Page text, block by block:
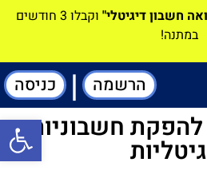
חשבון דיגיטלי"
וקבלו 3 חודשים
במתנה!
הרשמה | כניסה
להפקת חשבוניותפתח